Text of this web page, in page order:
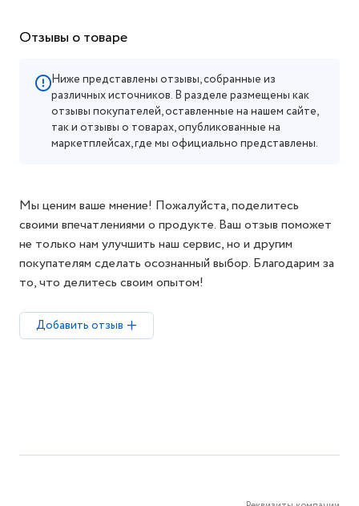
Отзывы о товаре
Ниже представлены отзывы, собранные из
различных источников. В разделе размещены как
отзывы покупателей, оставленные на нашем сайте,
так и отзывы о товарах, опубликованные на
маркетплейсах, где мы официально представлены.
Мы ценим ваше мнение! Пожалуйста, поделитесь
своими впечатлениями о продукте. Ваш отзыв поможет
не только нам улучшить наш сервис, но и другим
покупателям сделать осознанный выбор. Благодарим за
то, что делитесь своим опытом!
Добавить отзыв